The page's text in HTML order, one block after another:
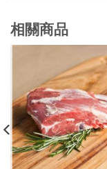
相關商品